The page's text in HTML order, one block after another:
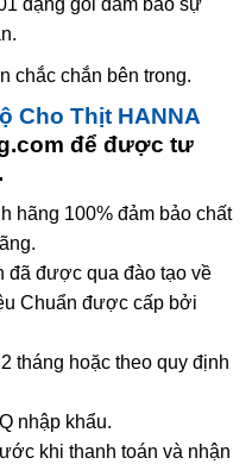
chắc chắn bên trong.
Cho Thịt HANNA
để được tư
hãng 100% đảm bảo chất
được qua đào tạo về
Chuẩn được cấp bởi
tháng hoặc theo quy định
nhập khẩu.
khi thanh toán và nhận